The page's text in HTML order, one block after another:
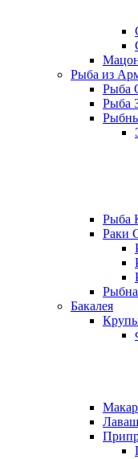
Рыба из
Рыба
Рыба
Рыба
Раки
Бакалея